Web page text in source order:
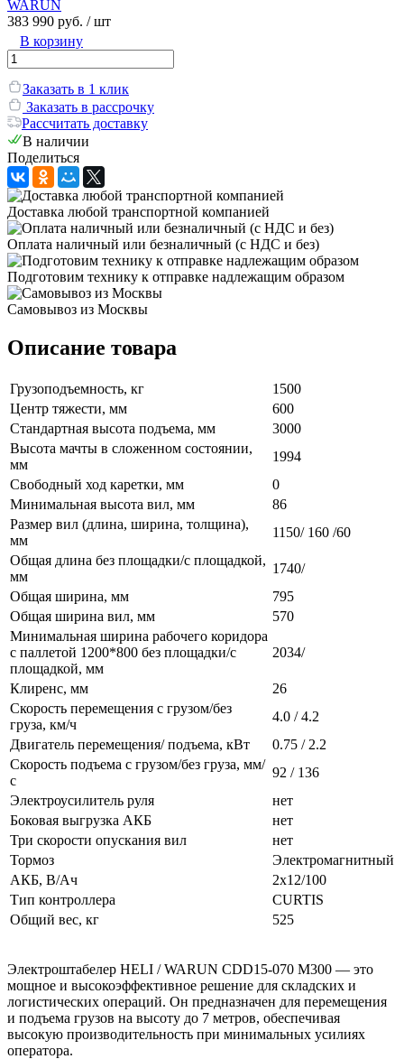
WARUN
383 990 руб. / шт
В корзину
Заказать в 1 клик
Заказать в рассрочку
Рассчитать доставку
В наличии
Поделиться
Доставка любой транспортной компанией
Оплата наличный или безналичный (с НДС и без)
Подготовим технику к отправке надлежащим образом
Самовывоз из Москвы
Описание товара
Грузоподъемность, кг
1500
Центр тяжести, мм
600
Стандартная высота подъема, мм
3000
Высота мачты в сложенном состоянии,
мм
1994
Свободный ход каретки, мм
0
Минимальная высота вил, мм
86
Размер вил (длина, ширина, толщина),
мм
1150/ 160 /60
Общая длина без площадки/с площадкой,
мм
1740/
Общая ширина, мм
795
Общая ширина вил, мм
570
Минимальная ширина рабочего коридора
с паллетой 1200*800 без площадки/с
площадкой, мм
2034/
Клиренс, мм
26
Скорость перемещения с грузом/без
груза, км/ч
4.0 / 4.2
Двигатель перемещения/ подъема, кВт
0.75 / 2.2
Скорость подъема с грузом/без груза, мм/
с
92 / 136
Электроусилитель руля
нет
Боковая выгрузка АКБ
нет
Три скорости опускания вил
нет
Тормоз
Электромагнитный
АКБ, В/Ач
2x12/100
Тип контроллера
CURTIS
Общий вес, кг
525
Электроштабелер HELI / WARUN CDD15-070 M300 — это
мощное и высокоэффективное решение для складских и
логистических операций. Он предназначен для перемещения
и подъема грузов на высоту до 7 метров, обеспечивая
высокую производительность при минимальных усилиях
оператора.